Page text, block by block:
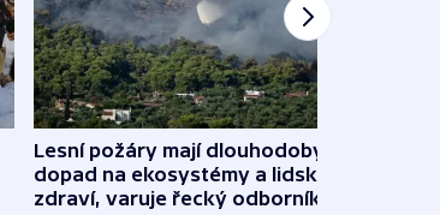
Lesní požáry mají dlouhodobý
dopad na ekosystémy a lidské
zdraví, varuje řecký odborník